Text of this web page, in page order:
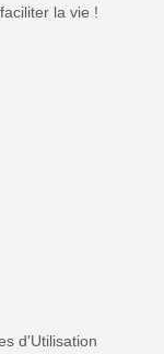
la vie !
d'Utilisation